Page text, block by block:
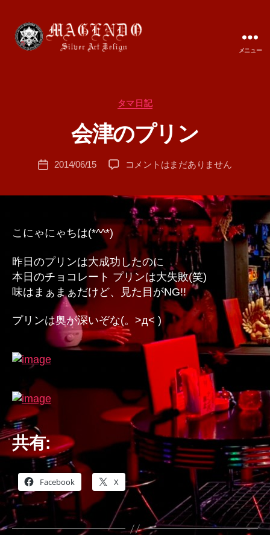
メニュー
カ
ゴ
リ
タマ日記
会津のプリン
成
者
T
A
投
2014/06/15
会
プ
リ
コメントはまだありません
こにゃにゃちは(*^^*)
昨日のプリンは大成功したのに
本日のチョコレート プリンは大失敗(笑)
味はまぁまぁだけど、見た目がNG!!
プリンは奥が深いぞな(。>д< )
共有:
Facebook X